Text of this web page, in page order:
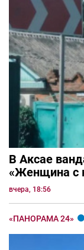
В Аксае
«Женщина с
вчера, 18:56
«ПАНОРАМА 24»